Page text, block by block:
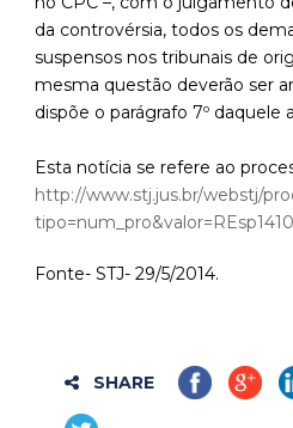
da controvérsia, todos os
suspensos nos tribunais de
mesma questão deverão ser
dispõe o parágrafo 7º daquele
Esta notícia se refere ao
http://www.stj.jus.br/webstj/
Fonte- STJ- 29/5/2014.
SHARE